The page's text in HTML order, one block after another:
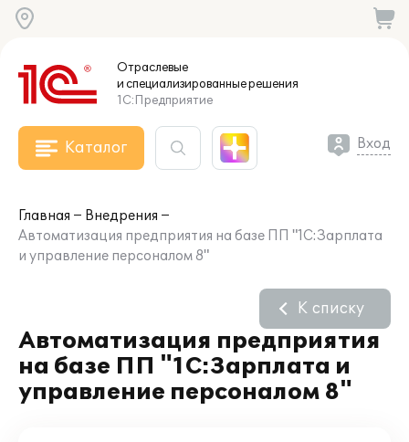
Отраслевые
и специализированныерешения
1С:Предприятие
Каталог Вход
Главная
Внедрения
Автоматизация предприятия на базе ПП "1С:Зарплата
и управление персоналом 8"
Автоматизация предприятия
на базе ПП "1С:Зарплата и
управление персоналом 8"
К списку